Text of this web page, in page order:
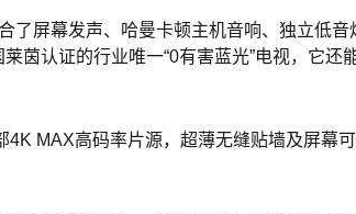
屏幕发声、哈曼卡顿主机⾳响、独⽴低
茵认证的行业唯一“0有害蓝光”电视，它
MAX高码率片源，超薄无缝贴墙及屏幕